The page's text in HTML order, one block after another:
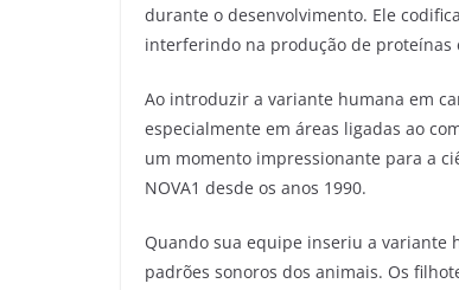
durante o desenvolvimento. Ele
interferindo na produção de proteínas
Ao introduzir a variante humana em
especialmente em áreas ligadas ao
um momento impressionante para a
NOVA1 desde os anos 1990.
Quando sua equipe inseriu a variante
padrões sonoros dos animais. Os